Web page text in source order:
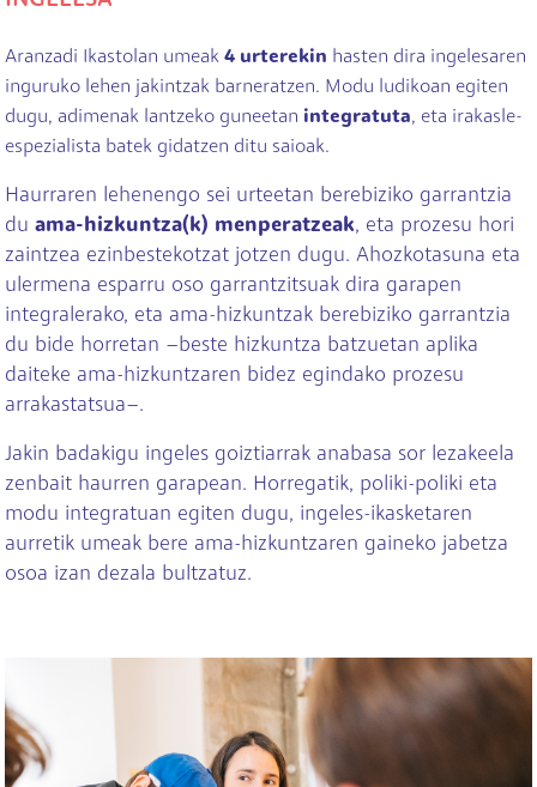
Aranzadi Ikastolan umeak 4 urterekin hasten dira ingelesaren
inguruko lehen jakintzak barneratzen. Modu ludikoan egiten
dugu, adimenak lantzeko guneetan integratuta, eta irakasle-
espezialista batek gidatzen ditu saioak.
Haurraren lehenengo sei urteetan berebiziko garrantzia
du ama-hizkuntza(k) menperatzeak, eta prozesu hori
zaintzea ezinbestekotzat jotzen dugu. Ahozkotasuna eta
ulermena esparru oso garrantzitsuak dira garapen
integralerako, eta ama-hizkuntzak berebiziko garrantzia
du bide horretan –beste hizkuntza batzuetan aplika
daiteke ama-hizkuntzaren bidez egindako prozesu
arrakastatsua–.
Jakin badakigu ingeles goiztiarrak anabasa sor lezakeela
zenbait haurren garapean. Horregatik, poliki-poliki eta
modu integratuan egiten dugu, ingeles-ikasketaren
aurretik umeak bere ama-hizkuntzaren gaineko jabetza
osoa izan dezala bultzatuz.